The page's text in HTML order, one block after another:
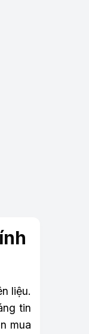
liệu.
tin
mua